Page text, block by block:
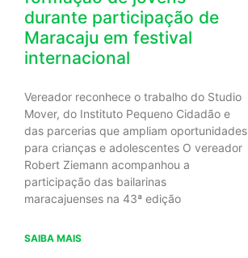
durante participação de
Maracaju em festival
internacional
Vereador reconhece o trabalho do Studio
Mover, do Instituto Pequeno Cidadão e
das parcerias que ampliam oportunidades
para crianças e adolescentes O vereador
Robert Ziemann acompanhou a
participação das bailarinas
maracajuenses na 43ª edição
SAIBA MAIS